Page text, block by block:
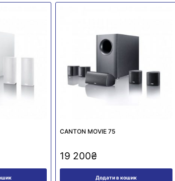
CANTON MOVIE 75
19 200₴
Додати в кошик